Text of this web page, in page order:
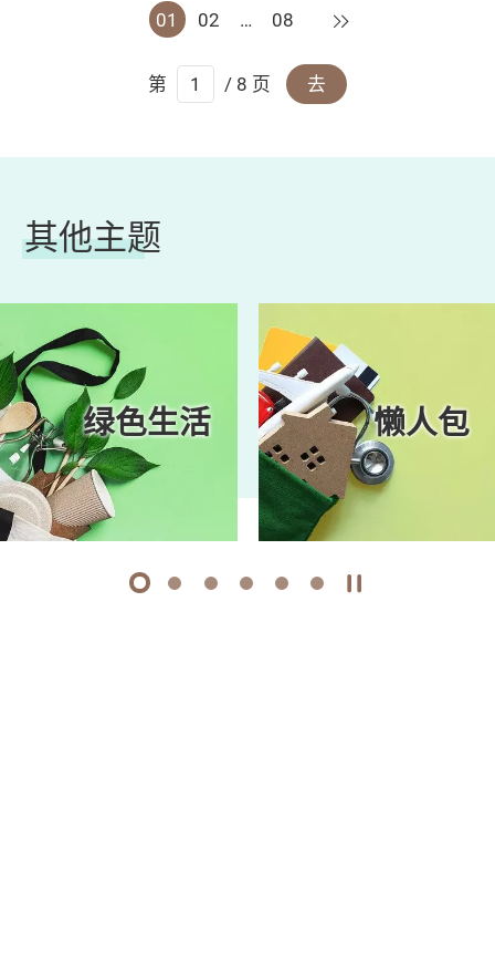
01 02 … 08 下一页
第 / 8 页 去
其他主题
绿色生活 懒人包
1 2 3 4 5 6 开始/暂停幻灯